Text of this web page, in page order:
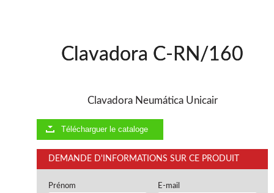
Clavadora C-RN/160
Clavadora Neumática Unicair
Télécharguer le cataloge
DEMANDE D'INFORMATIONS SUR CE PRODUIT
Prénom E-mail